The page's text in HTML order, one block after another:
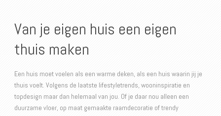
Van je eigen huis een eigen
thuis maken
Een huis moet voelen als een warme deken, als een huis waarin jij je
thuis voelt. Volgens de laatste lifestyletrends, wooninspiratie en
topdesign maar dan helemaal van jou. Of je daar nou alleen een
duurzame vloer, op maat gemaakte raamdecoratie of trendy